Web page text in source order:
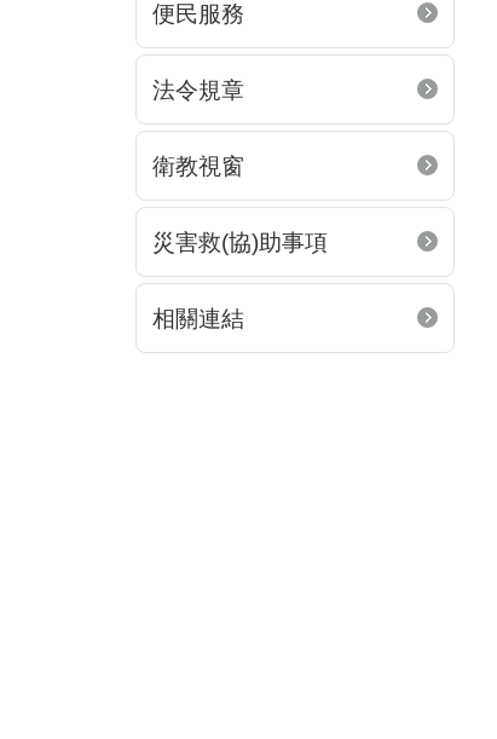
便民服務
法令規章
衛教視窗
災害救(協)助事項
相關連結